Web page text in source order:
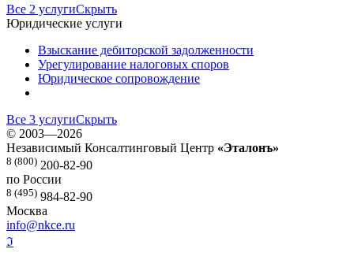
Все 2 услугиСкрыть
Юридические услуги
Взыскание дебиторской задолженности
Урегулирование налоговых споров
Юридическое сопровождение
Все 3 услугиСкрыть
© 2003—2026
Независимый Консалтинговый Центр «Эталонъ»
8 (800) 200-82-90
по России
8 (495) 984-82-90
Москва
info@nkce.ru
ℑ